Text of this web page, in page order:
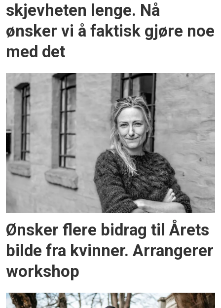
skjevheten lenge. Nå
ønsker vi å faktisk gjøre noe
med det
Ønsker flere bidrag til Årets
bilde fra kvinner. Arrangerer
workshop